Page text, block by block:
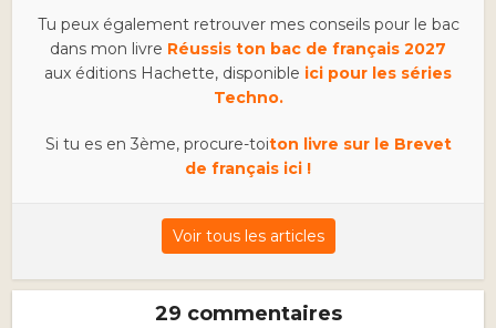
Tu peux également retrouver mes conseils pour le bac
dans mon livre Réussis ton bac de français 2027
aux éditions Hachette, disponible ici pour les séries
Techno.
Si tu es en 3ème, procure-toiton livre sur le Brevet
de français ici !
Voir tous les articles
29 commentaires